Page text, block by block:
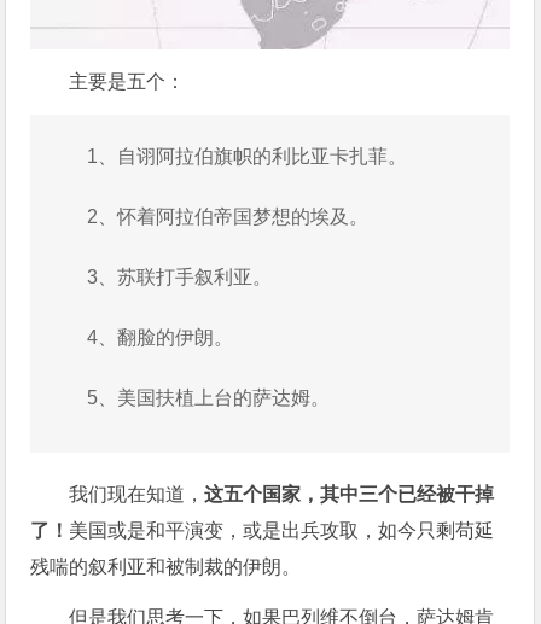
主要是五个：
1、自诩阿拉伯旗帜的利比亚卡扎菲。
2、怀着阿拉伯帝国梦想的埃及。
3、苏联打手叙利亚。
4、翻脸的伊朗。
5、美国扶植上台的萨达姆。
我们现在知道，这五个国家，其中三个已经被干掉
了！ 美国或是和平演变，或是出兵攻取，如今只剩苟延
残喘的叙利亚和被制裁的伊朗。
但是我们思考一下，如果巴列维不倒台，萨达姆肯